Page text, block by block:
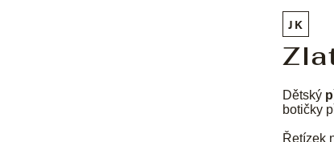
JK
Dětský
botičky
Řetízek